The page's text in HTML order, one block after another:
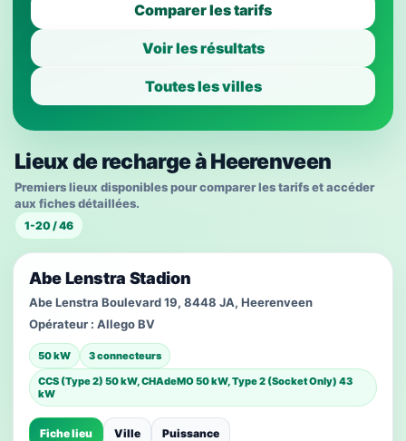
Comparer les tarifs
Voir les résultats
Toutes les villes
Lieux de recharge à Heerenveen
Premiers lieux disponibles pour comparer les tarifs et accéder
aux fiches détaillées.
1-20 / 46
Abe Lenstra Stadion
Abe Lenstra Boulevard 19, 8448 JA, Heerenveen
Opérateur : Allego BV
50 kW
3 connecteurs
CCS (Type 2) 50 kW, CHAdeMO 50 kW, Type 2 (Socket Only) 43
kW
Fiche lieu Ville Puissance